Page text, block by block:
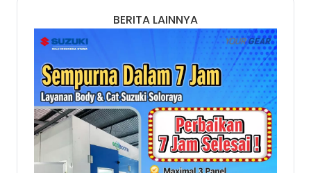
BERITA LAINNYA